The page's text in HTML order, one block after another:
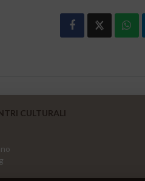
CULTURALI